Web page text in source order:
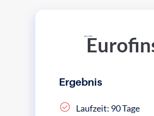
Ergebnis
Laufzeit: 90 Tage